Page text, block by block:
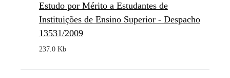
Estudo por Mérito a Estudantes de
Instituições de Ensino Superior - Despacho
13531/2009
237.0 Kb